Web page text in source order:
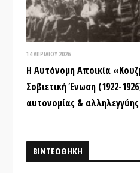
14 ΑΠΡΙΛΊΟΥ 2026
Η Αυτόνομη Αποικία
Σοβιετική Ένωση (1922-
αυτονομίας &
ΒΙΝΤΕΟΘΗΚΗ